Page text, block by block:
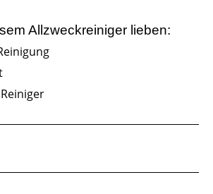
Allzweckreiniger lieben: